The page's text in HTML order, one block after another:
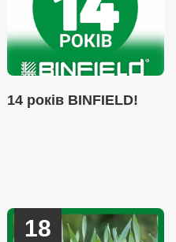
14 років BINFIELD!
18